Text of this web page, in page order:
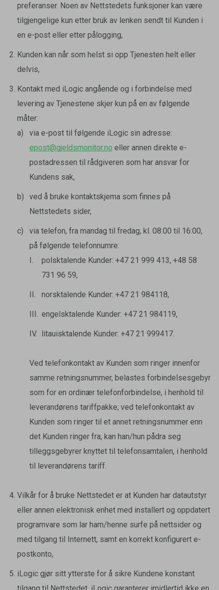
preferanser. Noen av Nettstedets funksjoner kan være
tilgjengelige kun etter bruk av lenken sendt til Kunden i
en e-post eller etter pålogging,
Kunden kan når som helst si opp Tjenesten helt eller
delvis,
Kontakt med iLogic angående og i forbindelse med
levering av Tjenestene skjer kun på en av følgende
måter:
via e-post til følgende iLogic sin adresse:
epost@gjeldsmonitor.no eller annen direkte e-
postadressen til rådgiveren som har ansvar for
Kundens sak,
ved å bruke kontaktskjema som finnes på
Nettstedets sider,
via telefon, fra mandag til fredag, kl. 08:00 til 16:00,
på følgende telefonnumre:
polsktalende Kunder: +47 21 999 413, +48 58
731 96 59,
norsktalende Kunder: +47 21 984118,
engelsktalende Kunder: +47 21 984119,
litauisktalende Kunder: +47 21 999417.
Ved telefonkontakt av Kunden som ringer innenfor
samme retningsnummer, belastes forbindelsesgebyr
som for en ordinær telefonforbindelse, i henhold til
leverandørens tariffpakke; ved telefonkontakt av
Kunden som ringer til et annet retningsnummer enn
det Kunden ringer fra, kan han/hun pådra seg
tilleggsgebyrer knyttet til telefonsamtalen, i henhold
til leverandørens tariff.
Vilkår for å bruke Nettstedet er at Kunden har datautstyr
eller annen elektronisk enhet med installert og oppdatert
programvare som lar ham/henne surfe på nettsider og
med tilgang til Internett, samt en korrekt konfigurert e-
postkonto,
iLogic gjør sitt ytterste for å sikre Kundene konstant